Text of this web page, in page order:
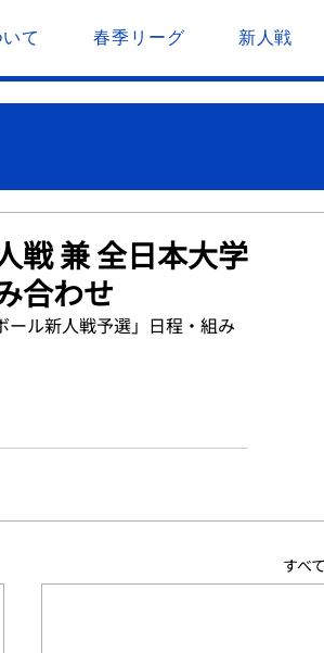
て 春季リーグ 新人戦
戦 兼 全日本大学
合わせ
ール新人戦予選」日程・組み
すべ